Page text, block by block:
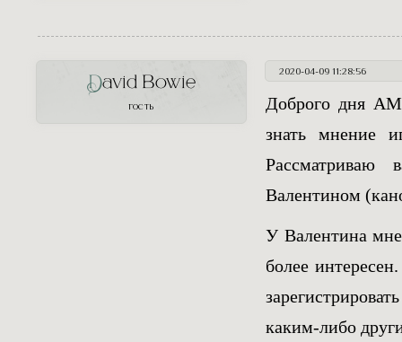
2020-04-09 11:28:56
David Bowie
ГОСТЬ
Доброго дня
знать мнение
Рассматриваю
Валентином
У Валентина
более
каким-либо